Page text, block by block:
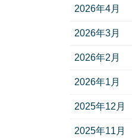
2026年4月
2026年3月
2026年2月
2026年1月
2025年12月
2025年11月